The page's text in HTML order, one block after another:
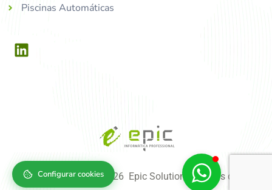
Piscinas Automáticas
Copyright © 2004-2026 Epic Solutions, tots els drets
Configurar cookies